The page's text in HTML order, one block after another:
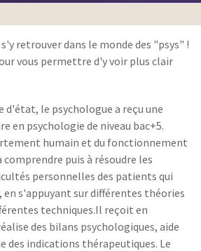
retrouver dans le monde des "psys" !
vous permettre d'y voir plus clair
le psychologue a reçu une
en psychologie de niveau bac+5.
humain et du fonctionnement
comprendre puis à résoudre les
personnelles des patients qui
s'appuyant sur différentes théories
techniques.Il reçoit en
des bilans psychologiques, aide
des indications thérapeutiques. Le